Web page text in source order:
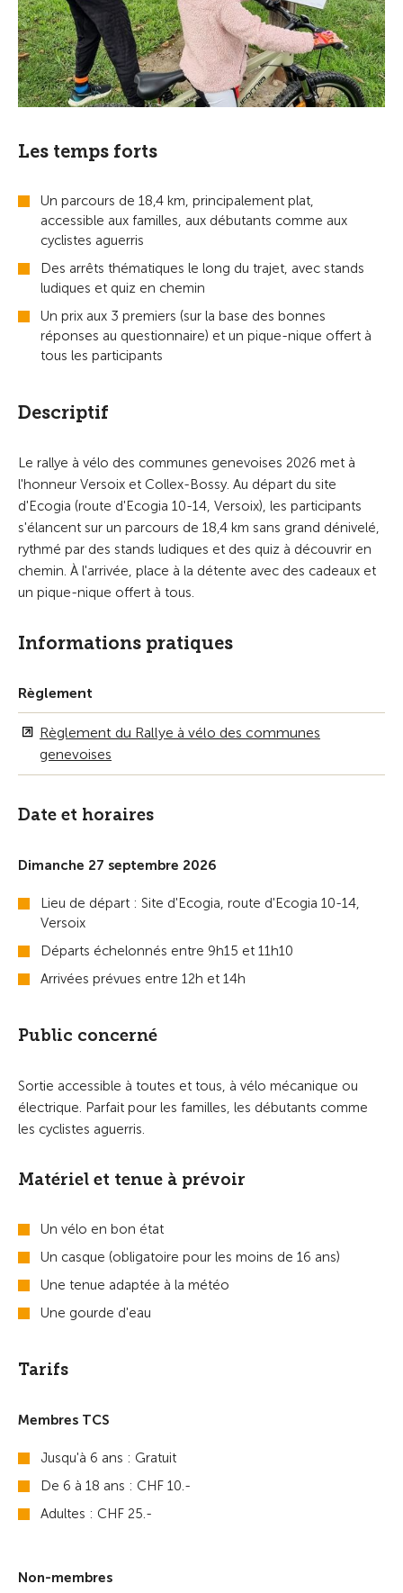
Les temps forts
Un parcours de 18,4 km, principalement plat,
accessible aux familles, aux débutants comme aux
cyclistes aguerris
Des arrêts thématiques le long du trajet, avec stands
ludiques et quiz en chemin
Un prix aux 3 premiers (sur la base des bonnes
réponses au questionnaire) et un pique-nique offert à
tous les participants
Descriptif
Le rallye à vélo des communes genevoises 2026 met à
l'honneur Versoix et Collex-Bossy. Au départ du site
d'Ecogia (route d'Ecogia 10-14, Versoix), les participants
s'élancent sur un parcours de 18,4 km sans grand dénivelé,
rythmé par des stands ludiques et des quiz à découvrir en
chemin. À l'arrivée, place à la détente avec des cadeaux et
un pique-nique offert à tous.
Informations pratiques
Règlement
Règlement du Rallye à vélo des communes
genevoises
Date et horaires
Dimanche 27 septembre 2026
Lieu de départ : Site d'Ecogia, route d'Ecogia 10-14,
Versoix
Départs échelonnés entre 9h15 et 11h10
Arrivées prévues entre 12h et 14h
Public concerné
Sortie accessible à toutes et tous, à vélo mécanique ou
électrique. Parfait pour les familles, les débutants comme
les cyclistes aguerris.
Matériel et tenue à prévoir
Un vélo en bon état
Un casque (obligatoire pour les moins de 16 ans)
Une tenue adaptée à la météo
Une gourde d'eau
Tarifs
Membres TCS
Jusqu'à 6 ans : Gratuit
De 6 à 18 ans : CHF 10.-
Adultes : CHF 25.-
Non-membres